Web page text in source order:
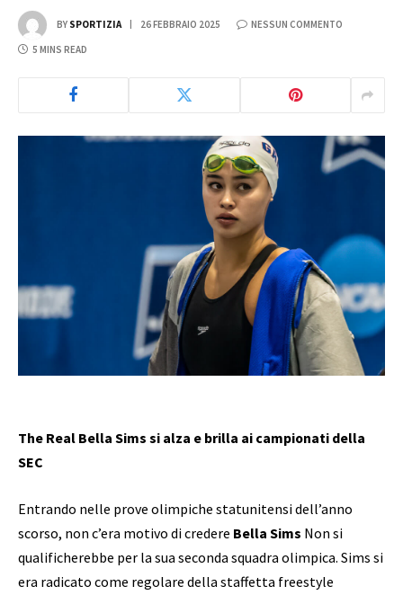
BY SPORTIZIA 26 FEBBRAIO 2025 NESSUN COMMENTO
5 MINS READ
The Real Bella Sims si alza e brilla ai campionati della
SEC
Entrando nelle prove olimpiche statunitensi dell’anno
scorso, non c’era motivo di credere Bella Sims Non si
qualificherebbe per la sua seconda squadra olimpica. Sims si
era radicato come regolare della staffetta freestyle